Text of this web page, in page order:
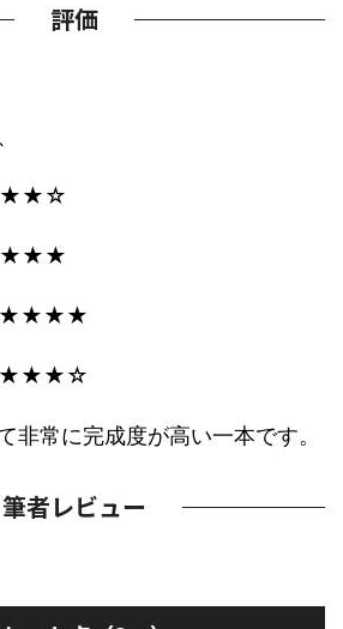
評価
★★★★★
★★★★☆
非常に完成度が高い一本です。
筆者レビュー